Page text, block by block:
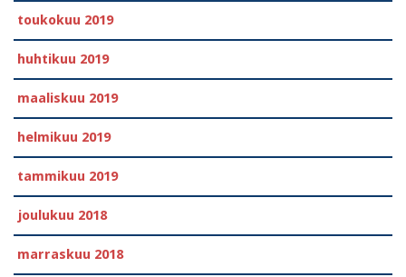
toukokuu 2019
huhtikuu 2019
maaliskuu 2019
helmikuu 2019
tammikuu 2019
joulukuu 2018
marraskuu 2018